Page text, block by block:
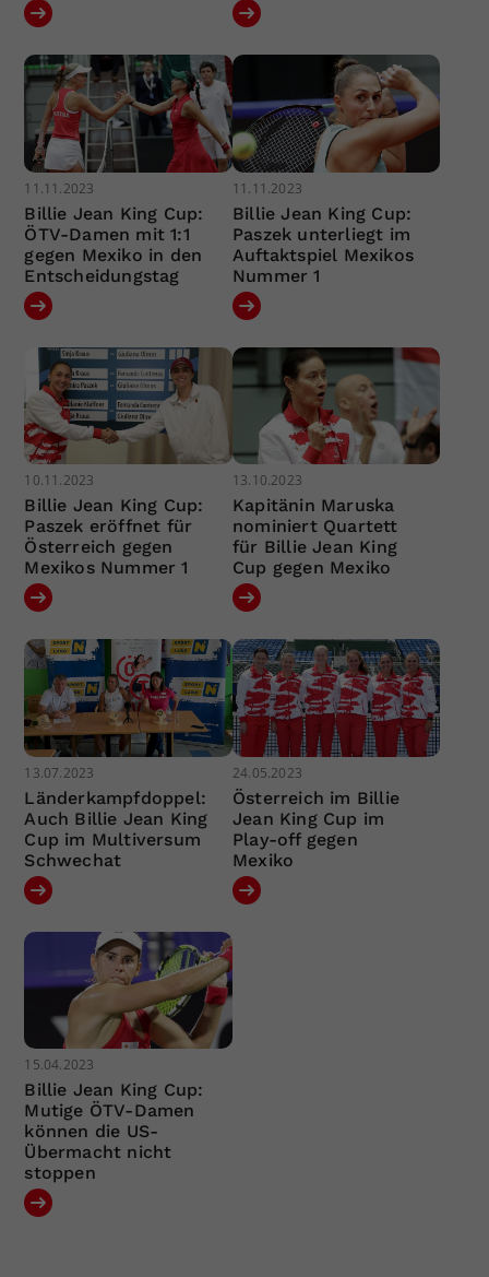
11.11.2023
Billie Jean King Cup:
ÖTV-Damen mit 1:1
gegen Mexiko in den
Entscheidungstag
11.11.2023
Billie Jean King Cup:
Paszek unterliegt im
Auftaktspiel Mexikos
Nummer 1
10.11.2023
Billie Jean King Cup:
Paszek eröffnet für
Österreich gegen
Mexikos Nummer 1
13.10.2023
Kapitänin Maruska
nominiert Quartett
für Billie Jean King
Cup gegen Mexiko
13.07.2023
Länderkampfdoppel:
Auch Billie Jean King
Cup im Multiversum
Schwechat
24.05.2023
Österreich im Billie
Jean King Cup im
Play-off gegen
Mexiko
15.04.2023
Billie Jean King Cup:
Mutige ÖTV-Damen
können die US-
Übermacht nicht
stoppen